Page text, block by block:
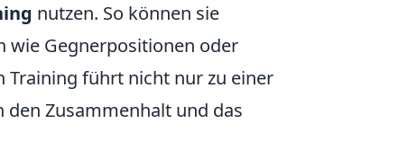
nutzen. So können sie
wie Gegnerpositionen oder
Training führt nicht nur zu einer
Zusammenhalt und das